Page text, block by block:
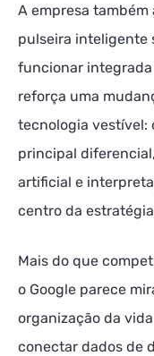
A empresa
pulseira inteligente
funcionar
reforça uma
tecnologia vestível:
principal
artificial e
centro da
Mais do que
o Google parece
organização da
conectar dados de